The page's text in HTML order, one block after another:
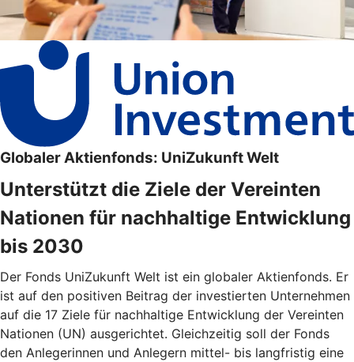
Globaler Aktienfonds: UniZukunft Welt
Unterstützt die Ziele der Vereinten
Nationen für nachhaltige Entwicklung
bis 2030
Der Fonds UniZukunft Welt ist ein globaler Aktienfonds. Er
ist auf den positiven Beitrag der investierten Unternehmen
auf die 17 Ziele für nachhaltige Entwicklung der Vereinten
Nationen (UN) ausgerichtet. Gleichzeitig soll der Fonds
den Anlegerinnen und Anlegern mittel- bis langfristig eine